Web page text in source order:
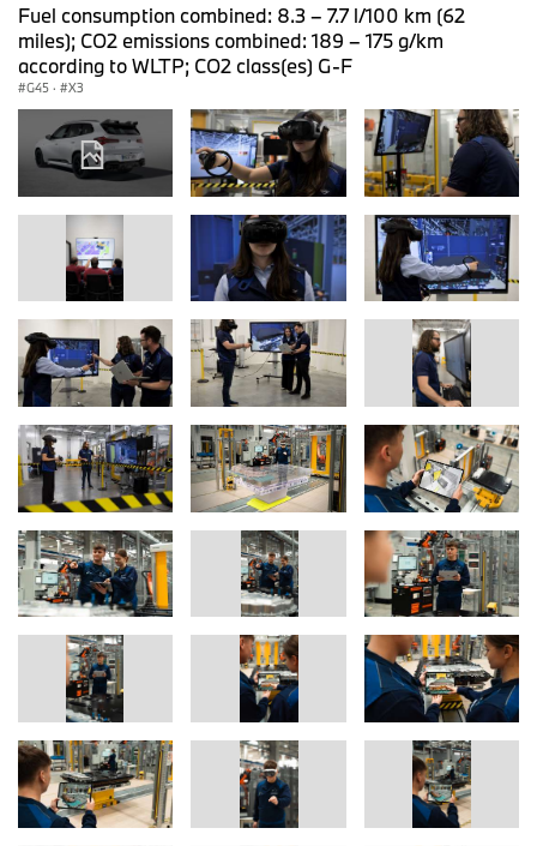
Fuel consumption combined: 8.3 – 7.7 l/100 km (62
miles); CO2 emissions combined: 189 – 175 g/km
according to WLTP; CO2 class(es) G-F
G45 · X3